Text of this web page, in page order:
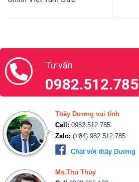
Tư vấn
0982.512.785
Thầy Dương vui tính
Call: 0982.512.785
Zalo: (+84).982.512.785
Chat với thầy Dương
Ms.Thu Thủy